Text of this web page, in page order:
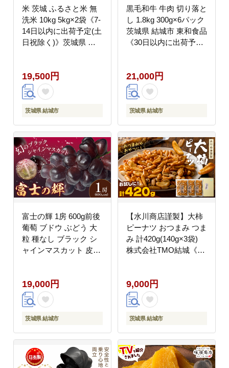
米 茨城 ふるさと米 無
洗米 10kg 5kg×2袋《7-
14日以内に出荷予定(土
日祝除く)》茨城県 結
yuki_local_170_10kg---
19,500円
茨城県 結城市
黒毛和牛 牛肉 切り落と
し 1.8kg 300g×6パック
茨城県 結城市 東和食品
《30日以内に出荷予定
し 薄切り ロース バラ
精肉 国産 国産牛 高級
すき焼き 牛丼 肉じゃが
焼肉 バーベキュー
グルメ 送料無料【配送
不可地域あり】---
yuki_towa_3_1800g---
21,000円
茨城県 結城市
富士の輝 1房 600g前後
葡萄 ブドウ ぶどう 大
粒 種なし ブラック シ
ャインマスカット 皮ご
ギフト 国産 季節限定
茨城県 結城市《8月下
旬-9月下旬頃出荷予
定》 會澤ぶどう・キウ
可地域あり】(離島)---
yuki_aizw_15_1p---
19,000円
茨城県 結城市
【水川商店謹製】大柿
ピーナツ おつまみ つま
み 計420g(140g×3袋)
株式会社TMO結城《30
市 送料無料 お菓子 ピ
ーナッツ 国産もち米 大
粒 柿の種 柿ピー---
yuki_tmo_48_3p---
9,000円
茨城県 結城市